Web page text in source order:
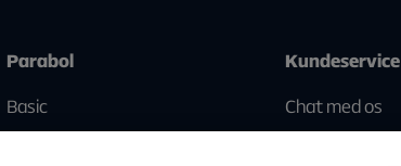
Parabol
Basic
Kundeservice
Chat med os